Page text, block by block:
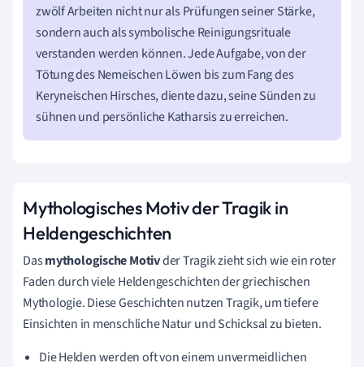
zwölf Arbeiten nicht nur als Prüfungen seiner Stärke,
sondern auch als symbolische Reinigungsrituale
verstanden werden können. Jede Aufgabe, von der
Tötung des Nemeischen Löwen bis zum Fang des
Keryneischen Hirsches, diente dazu, seine Sünden zu
sühnen und persönliche Katharsis zu erreichen.
Mythologisches Motiv der Tragik in
Heldengeschichten
Dasmythologische Motivder Tragik zieht sich wie ein roter
Faden durch viele Heldengeschichten der griechischen
Mythologie. Diese Geschichten nutzen Tragik, um tiefere
Einsichten in menschliche Natur und Schicksal zu bieten.
Die Helden werden oft von einem unvermeidlichen